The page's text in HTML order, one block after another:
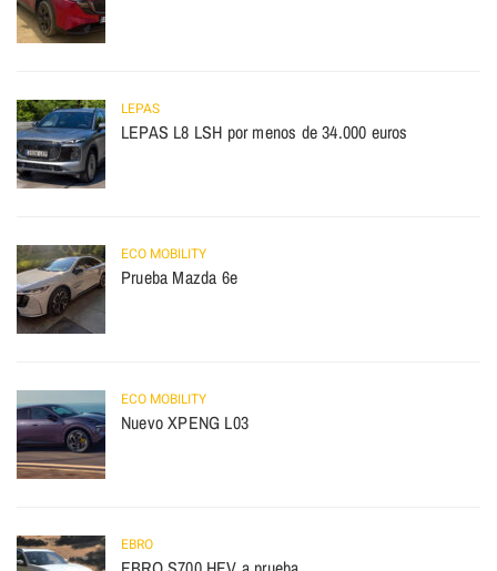
LEPAS
LEPAS L8 LSH por menos de 34.000 euros
ECO MOBILITY
Prueba Mazda 6e
ECO MOBILITY
Nuevo XPENG L03
EBRO